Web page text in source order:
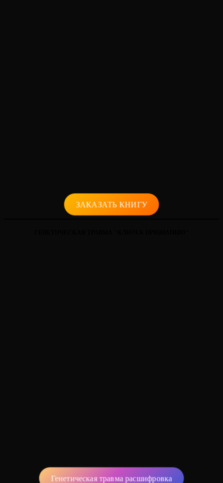
ЗАКАЗАТЬ КНИГУ
Генетическая травма расшифровка